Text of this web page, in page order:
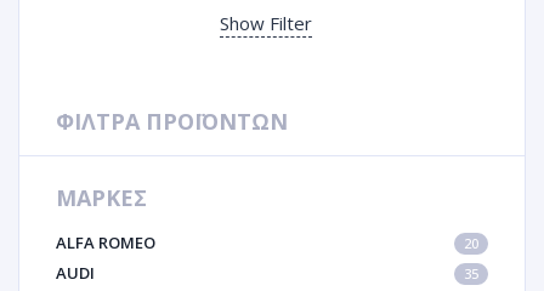
Show Filter
ΦΙΛΤΡΑ ΠΡΟΪΟΝΤΩΝ
ΜΑΡΚΕΣ
ALFA ROMEO 20
AUDI 35